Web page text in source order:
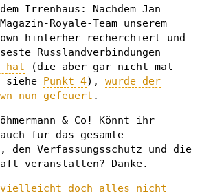
Irrenhaus: Nachdem Jan
Magazin-Royale-Team unserem
hinterher recherchiert und
Russlandverbindungen
hat (die aber gar nicht mal
siehe Punkt 4), wurde der
nun gefeuert .
& Co! Könnt ihr
für das gesamte
den Verfassungsschutz und die
veranstalten? Danke.
vielleicht doch alles nicht